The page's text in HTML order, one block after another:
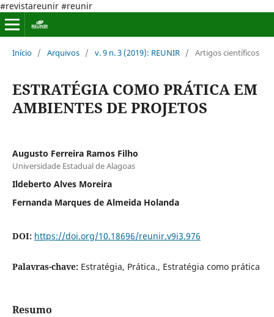
#revistareunir #reunir
Início / Arquivos / v. 9 n. 3 (2019): REUNIR / Artigos científicos
ESTRATÉGIA COMO PRÁTICA EM
AMBIENTES DE PROJETOS
Augusto Ferreira Ramos Filho
Universidade Estadual de Alagoas
Ildeberto Alves Moreira
Fernanda Marques de Almeida Holanda
DOI: https://doi.org/10.18696/reunir.v9i3.976
Palavras-chave: Estratégia, Prática., Estratégia como prática
Resumo